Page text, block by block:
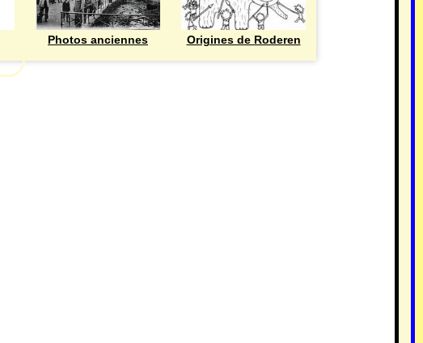
Photos anciennes Origines de Roderen